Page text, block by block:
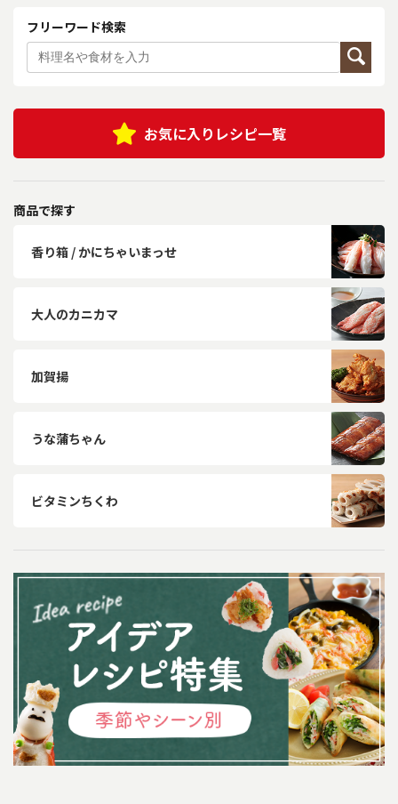
フリーワード検索
お気に入りレシピ一覧
商品で探す
香り箱 / かにちゃいまっせ
大人のカニカマ
加賀揚
うな蒲ちゃん
ビタミンちくわ